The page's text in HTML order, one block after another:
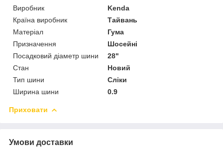
Виробник
Kenda
Країна виробник
Тайвань
Матеріал
Гума
Призначення
Шосейні
Посадковий діаметр шини
28"
Стан
Новий
Тип шини
Сліки
Ширина шини
0.9
Приховати
Умови доставки